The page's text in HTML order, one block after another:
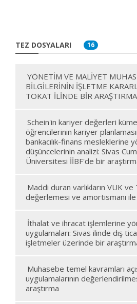
TEZ DOSYALARI 16
YÖNETİM VE MALİYET
BİLGİLERİNİN İŞLETME
TOKAT İLİNDE BİR ARAŞTIRMA
Schein'in kariyer değerleri
öğrencilerinin kariyer
bankacılık-finans mesleklerine
düşüncelerinin analizi: Sivas
Üniversitesi İİBF'de bir
Maddi duran varlıkların VUK ve
değerlemesi ve amortismanı
İthalat ve ihracat işlemlerine
uygulamaları: Sivas ilinde dış
işletmeler üzerinde bir
Muhasebe temel kavramları
uygulamalarının
araştırma